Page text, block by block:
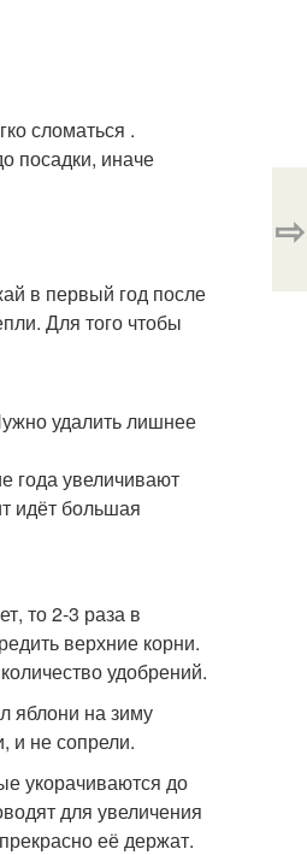
сломаться .
посадки, иначе
в первый год после
Для того чтобы
удалить лишнее
года увеличивают
идёт большая
то 2-3 раза в
верхние корни.
удобрений.
яблони на зиму
и не сопрели.
укорачиваются до
для увеличения
её держат.
⇨